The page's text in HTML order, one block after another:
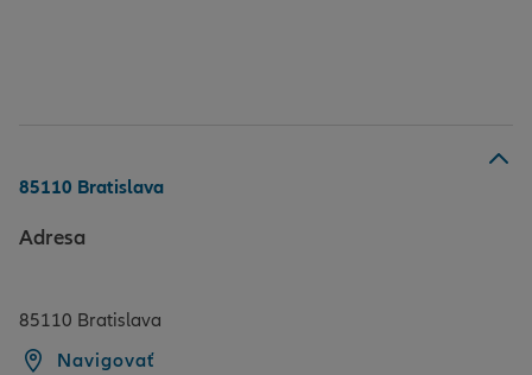
85110 Bratislava
Adresa
85110 Bratislava
Navigovať